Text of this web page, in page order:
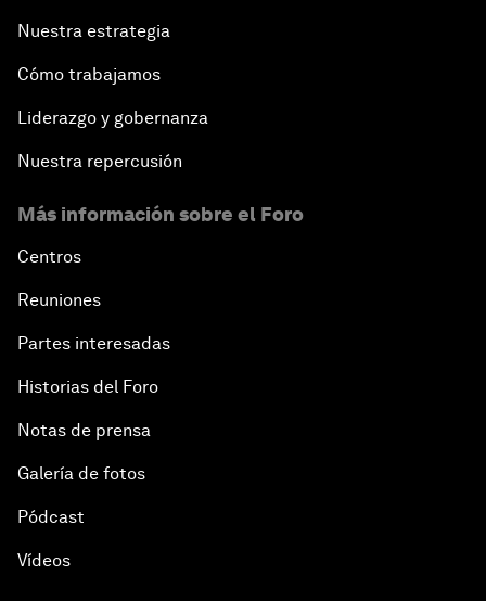
Nuestra estrategia
Cómo trabajamos
Liderazgo y gobernanza
Nuestra repercusión
Más información sobre el Foro
Centros
Reuniones
Partes interesadas
Historias del Foro
Notas de prensa
Galería de fotos
Pódcast
Vídeos